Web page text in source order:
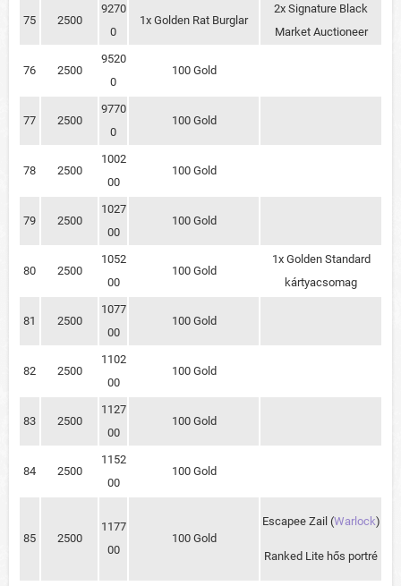
75 2500
9270
0
1x Golden Rat Burglar
2x Signature Black
Market Auctioneer
76 2500
9520
0
100 Gold
77 2500
9770
0
100 Gold
78 2500
1002
00
100 Gold
79 2500
1027
00
100 Gold
80 2500
1052
00
100 Gold
1x Golden Standard
kártyacsomag
81 2500
1077
00
100 Gold
82 2500
1102
00
100 Gold
83 2500
1127
00
100 Gold
84 2500
1152
00
100 Gold
85 2500
1177
00
100 Gold
Escapee Zail (Warlock)
Ranked Lite hős portré